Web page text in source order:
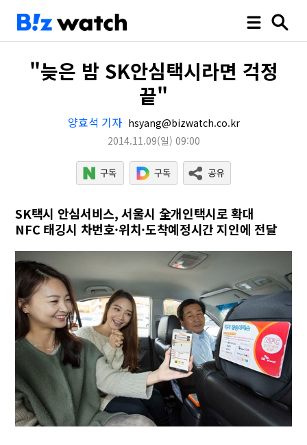
"늦은 밤 SK안심택시라면 걱정
끝"
양효석 기자 hsyang@bizwatch.co.kr
2014.11.09(일) 09:00
SK택시 안심서비스, 서울시 全개인택시로 확대
NFC 태깅시 차번호·위치·도착예정시간 지인에 전달